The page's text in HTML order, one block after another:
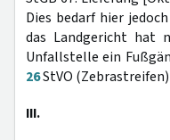
Dies bedarf hier
das Landgericht hat
Unfallstelle ein
26StVO (Zebrastreifen)
III.